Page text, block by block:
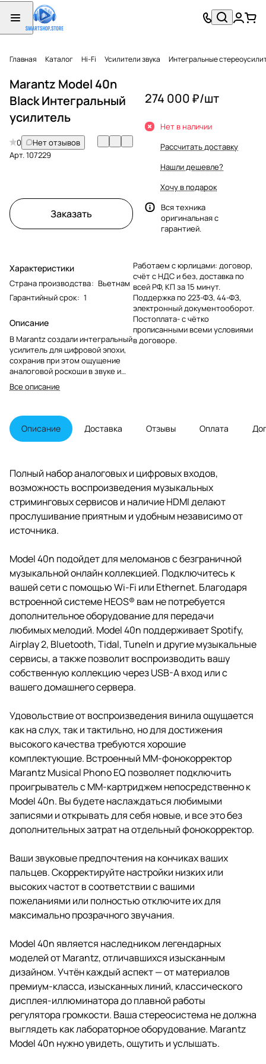
Главная Каталог Hi-Fi Усилители звука Интегральные
Marantz Model 40n
Black Интегральный
усилитель
0
Нет отзывов
Арт.107229
Заказать
Характеристики
Страна производства: Вьетнам
Гарантийный срок: 1
Описание
В Marantz создали интегральный
усилитель для цифровой эпохи,
сохранив при этом ощущение
аналоговой роскоши в звуке и
дизайне. Marantz Model 40n -
интегральный стереоусилитель.
исключительным вниманием к
деталям, каждый его элемент
приближает вас к музыке,
Все описание
274 000 ₽/шт
Нет в наличии
Рассчитать доставку
Нашли дешевле?
Хочу в подарок
Вся техника
оригинальная с
гарантией.
Работаем с юрлицами: договор,
счёт с НДС и без, доставка по
всей РФ, КП за 15 минут.
Поддержка по 223-ФЗ, 44-ФЗ,
электронный документооборот.
Постоплата- с чётко
прописанными всеми условиями
в договоре.
Описание Доставка Отзывы Оплата
Полный набор аналоговых и цифровых входов,
возможность воспроизведения музыкальных
стриминговых сервисов и наличие HDMI делают
прослушивание приятным и удобным независимо от
источника.
Model 40n подойдет для меломанов с безграничной
музыкальной онлайн коллекцией. Подключитесь к
вашей сети с помощью Wi-Fi или Ethernet. Благодаря
встроенной системе HEOS® вам не потребуется
дополнительное оборудование для передачи
любимых мелодий. Model 40n поддерживает Spotify,
Airplay 2, Bluetooth, Tidal, TuneIn и другие музыкальные
сервисы, а также позволит воспроизводить вашу
собственную коллекцию через USB-A вход или с
вашего домашнего сервера.
Удовольствие от воспроизведения винила ощущается
как на слух, так и тактильно, но для достижения
высокого качества требуются хорошие
комплектующие. Встроенный MM-фонокорректор
Marantz Musical Phono EQ позволяет подключить
проигрыватель с ММ-картриджем непосредственно к
Model 40n. Вы будете наслаждаться любимыми
записями и открывать для себя новые, и все это без
дополнительных затрат на отдельный фонокорректор.
Ваши звуковые предпочтения на кончиках ваших
пальцев. Скорректируйте настройки низких или
высоких частот в соответствии с вашими
пожеланиями или полностью отключите их для
максимально прозрачного звучания.
Model 40n является наследником легендарных
моделей от Marantz, отличавшихся изысканным
дизайном. Учтён каждый аспект — от материалов
премиум-класса, изысканных линий, классического
дисплея-иллюминатора до плавной работы
регулятора громкости. Ваша стереосистема не должна
выглядеть как лабораторное оборудование. Marantz
Model 40n нужно увидеть, ощутить и услышать.